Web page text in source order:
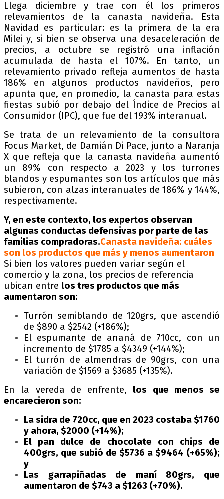
Llega diciembre y trae con él los primeros
relevamientos de la canasta navideña. Esta
Navidad es particular: es la primera de la era
Milei y, si bien se observa una desaceleración de
precios, a octubre se registró una inflación
acumulada de hasta el 107%. En tanto, un
relevamiento privado refleja aumentos de hasta
186% en algunos productos navideños, pero
apunta que, en promedio, la canasta para estas
fiestas subió por debajo del Índice de Precios al
Consumidor (IPC), que fue del 193% interanual.
Se trata de un relevamiento de la consultora
Focus Market, de Damián Di Pace, junto a Naranja
X que refleja que la canasta navideña aumentó
un 89% con respecto a 2023 y los turrones
blandos y espumantes son los artículos que más
subieron, con alzas interanuales de 186% y 144%,
respectivamente.
Y, en este contexto, los expertos observan
algunas conductas defensivas por parte de las
familias compradoras.Canasta navideña: cuáles
son los productos que más y menos aumentaron
Si bien los valores pueden variar según el
comercio y la zona, los precios de referencia
ubican entre los tres productos que más
aumentaron son:
Turrón semiblando de 120grs, que ascendió
de $890 a $2542 (+186%);
El espumante de ananá de 710cc, con un
incremento de $1785 a $4349 (+144%);
El turrón de almendras de 90grs, con una
variación de $1569 a $3685 (+135%).
En la vereda de enfrente, los que menos se
encarecieron son:
La sidra de 720cc, que en 2023 costaba $1760
y ahora, $2000 (+14%);
El pan dulce de chocolate con chips de
400grs, que subió de $5736 a $9464 (+65%);
y
Las garrapiñadas de maní 80grs, que
aumentaron de $743 a $1263 (+70%).